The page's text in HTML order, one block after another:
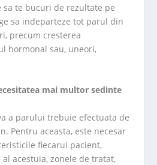
te bucuri de rezultate pe
sa indeparteze tot parul din
precum cresterea
hormonal sau, uneori,
mai multor sedinte
a parului trebuie efectuata de
Pentru aceasta, este necesar
fiecarui pacient,
acestuia, zonele de tratat,